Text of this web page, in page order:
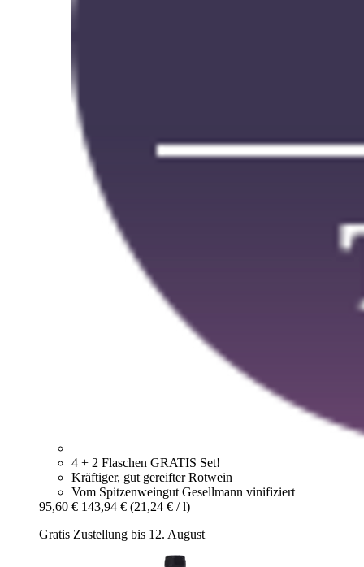
4 + 2 Flaschen GRATIS Set!
Kräftiger, gut gereifter Rotwein
Vom Spitzenweingut Gesellmann vinifiziert
95,60 € 143,94 € (21,24 € / l)
Gratis Zustellung bis 12. August